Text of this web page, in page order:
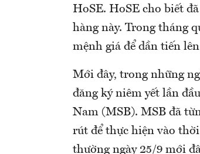
HoSE. HoSE cho biết
hàng này. Trong tháng
mệnh giá để dần tiến
Mới đây, trong những
đăng ký niêm yết lần
Nam (MSB). MSB đã
rút để thực hiện vào
thường ngày 25/9 mới